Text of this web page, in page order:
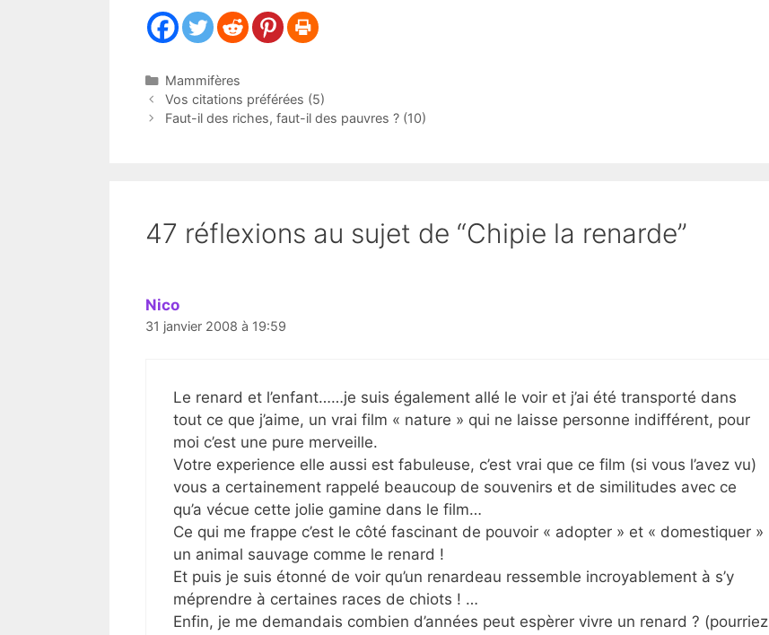
Catégories
Mammifères
Vos citations préférées (5)
Faut-il des riches, faut-il des pauvres ? (10)
47 réflexions au sujet de “Chipie la renarde”
Nico
31 janvier 2008 à 19:59
Le renard et l’enfant……je suis également allé le voir et j’ai été transporté dans
tout ce que j’aime, un vrai film « nature » qui ne laisse personne indifférent, pour
moi c’est une pure merveille.
Votre experience elle aussi est fabuleuse, c’est vrai que ce film (si vous l’avez vu)
vous a certainement rappelé beaucoup de souvenirs et de similitudes avec ce
qu’a vécue cette jolie gamine dans le film…
Ce qui me frappe c’est le côté fascinant de pouvoir « adopter » et « domestiquer »
un animal sauvage comme le renard !
Et puis je suis étonné de voir qu’un renardeau ressemble incroyablement à s’y
méprendre à certaines races de chiots ! …
Enfin, je me demandais combien d’années peut espèrer vivre un renard ? (pourriez